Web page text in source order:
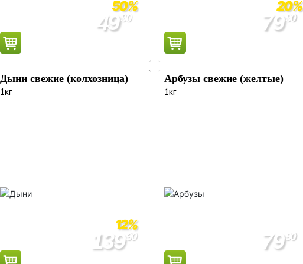
50%
4990
20%
7990
Дыни свежие (колхозница)
1кг
12%
13990
Арбузы свежие (желтые)
1кг
7990